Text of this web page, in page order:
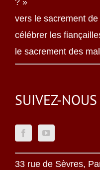
? »
vers le sacrement
célébrer les
le sacrement des
SUIVEZ-NOUS
33 rue de Sèvres,